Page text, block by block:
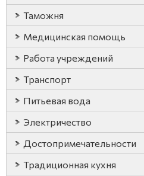
Таможня
Медицинская помощь
Работа учреждений
Транспорт
Питьевая вода
Электричество
Достопримечательности
Традиционная кухня